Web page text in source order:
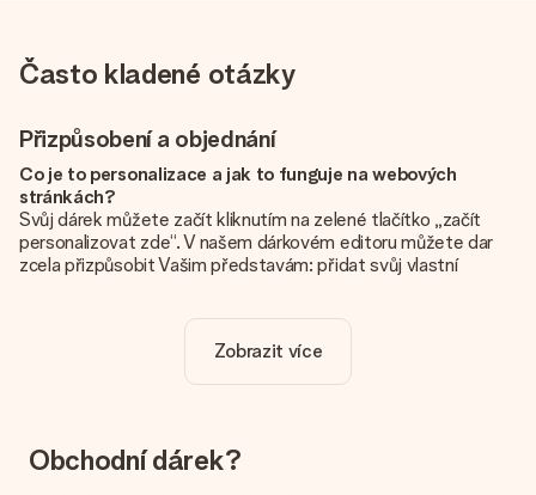
Často kladené otázky
Přizpůsobení a objednání
Co je to personalizace a jak to funguje na webových
stránkách?
Svůj dárek můžete začít kliknutím na zelené tlačítko „začít
personalizovat zde“. V našem dárkovém editoru můžete dar
zcela přizpůsobit Vašim představám: přidat svůj vlastní
Je personalizace zahrnuta v ceně?
Jak zjistím, zda má moje fotografie správnou kvalitu?
Zobrazit více
Obchodní dárek?